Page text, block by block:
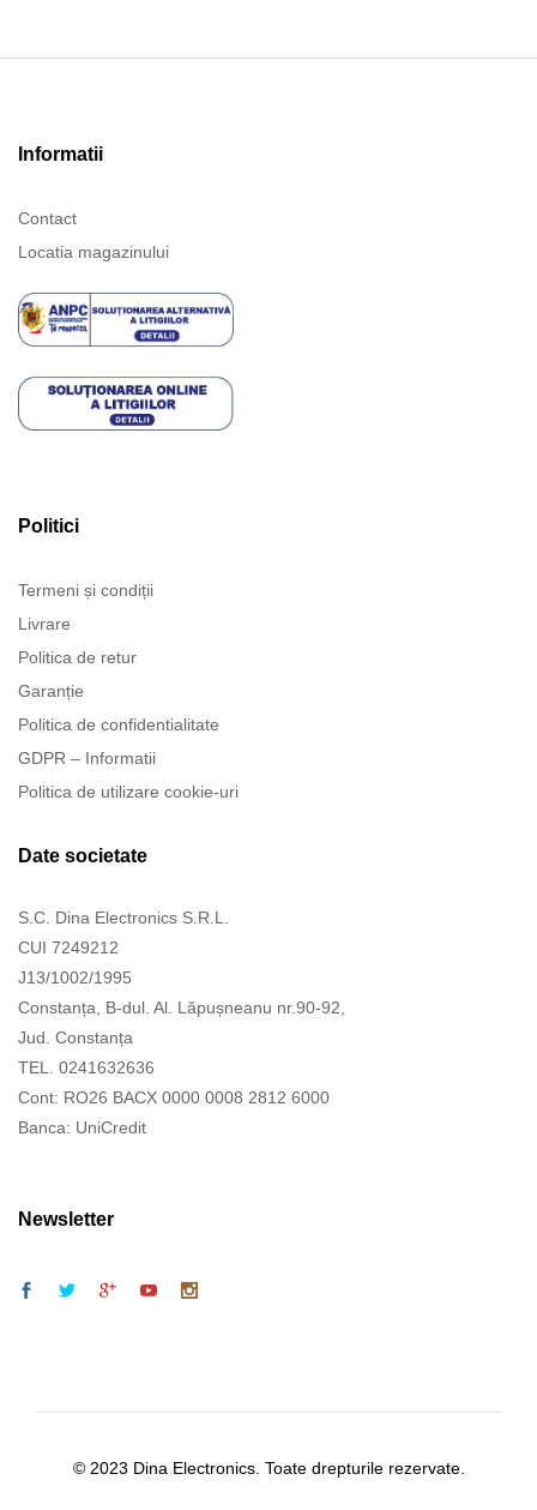
Informatii
Contact
Locatia magazinului
Politici
Termeni și condiții
Livrare
Politica de retur
Garanție
Politica de confidentialitate
GDPR – Informatii
Politica de utilizare cookie-uri
Date societate
S.C. Dina Electronics S.R.L.
CUI 7249212
J13/1002/1995
Constanța, B-dul. Al. Lăpușneanu nr.90-92,
Jud. Constanța
TEL. 0241632636
Cont: RO26 BACX 0000 0008 2812 6000
Banca: UniCredit
Newsletter
© 2023 Dina Electronics. Toate drepturile rezervate.